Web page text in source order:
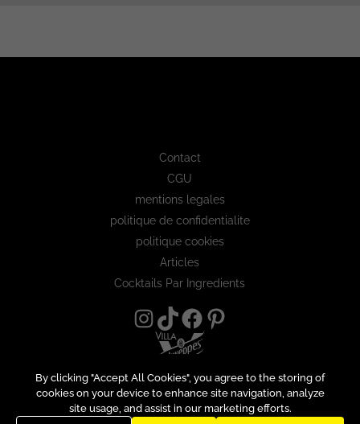
Contact
CGU
mentions legales
politique de confidentialite
politique cookies
Articles
Cocktails Par Ingredients
By clicking "Accept All Cookies", you agree to the storing of
cookies on your device to enhance site navigation, analyze
site usage, and assist in our marketing efforts.